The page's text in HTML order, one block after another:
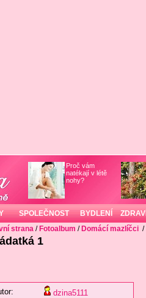
Proč vám
natékají v létě
nohy?
SPOLEČNOST BYDLENÍ ZDRAVÍ
strana/ Fotoalbum / Domácí mazlíčci /
1
dzina5111